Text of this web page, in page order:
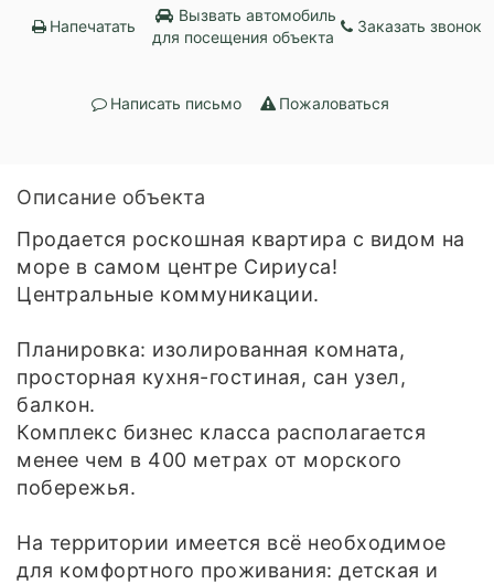
Напечатать
Вызвать автомобиль
для посещения объекта
Заказать звонок
Написать письмо Пожаловаться
Описание объекта
Продается роскошная квартира с видом на
море в самом центре Сириуса!
Центральные коммуникации.
Планировка: изолированная комната,
просторная кухня-гостиная, сан узел,
балкон.
Комплекс бизнес класса располагается
менее чем в 400 метрах от морского
побережья.
На территории имеется всё необходимое
для комфортного проживания: детская и